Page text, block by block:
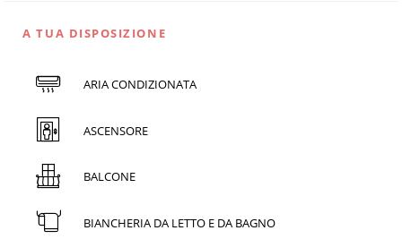
A TUA DISPOSIZIONE
ARIA CONDIZIONATA
ASCENSORE
BALCONE
BIANCHERIA DA LETTO E DA BAGNO